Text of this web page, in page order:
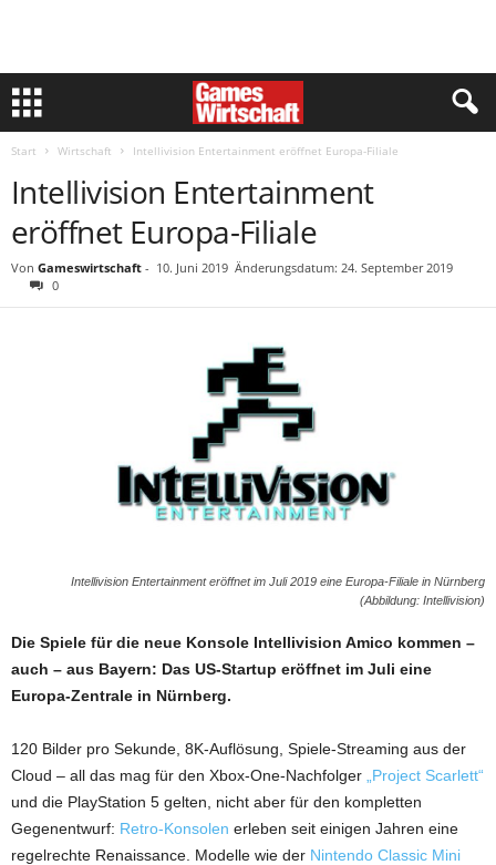
Start Wirtschaft Intellivision Entertainment eröffnet Europa-Filiale
Intellivision Entertainment
eröffnet Europa-Filiale
Von Gameswirtschaft - 10. Juni 2019 Änderungsdatum: 24. September 2019
0
Intellivision Entertainment eröffnet im Juli 2019 eine Europa-Filiale in Nürnberg
(Abbildung: Intellivision)
Die Spiele für die neue Konsole Intellivision Amico kommen –
auch – aus Bayern: Das US-Startup eröffnet im Juli eine
Europa-Zentrale in Nürnberg.
120 Bilder pro Sekunde, 8K-Auflösung, Spiele-Streaming aus der
Cloud – all das mag für den Xbox-One-Nachfolger
„Project Scarlett“
und die PlayStation 5 gelten, nicht aber für den kompletten
Gegenentwurf: Retro-Konsolen erleben seit einigen Jahren eine
regelrechte Renaissance. Modelle wie der Nintendo Classic Mini